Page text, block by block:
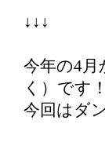
↓↓↓
今年の4月
く）です！
今回はダ